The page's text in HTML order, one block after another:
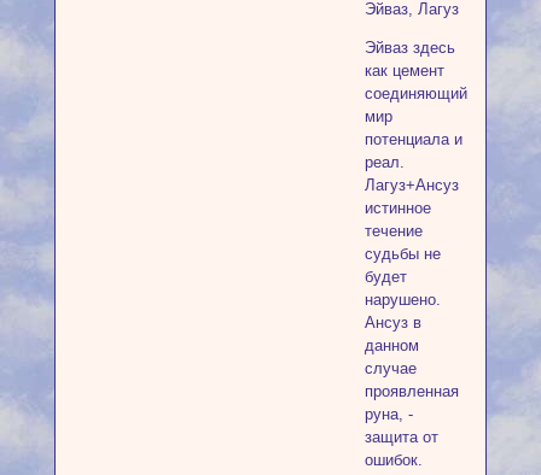
Эйваз, Лагуз
Эйваз здесь
как цемент
соединяющий
мир
потенциала и
реал.
Лагуз+Ансуз
истинное
течение
судьбы не
будет
нарушено.
Ансуз в
данном
случае
проявленная
руна, -
защита от
ошибок.